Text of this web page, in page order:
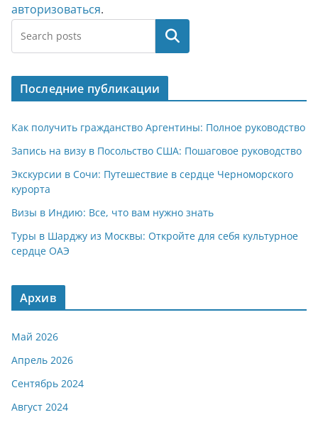
авторизоваться.
Поиск
Последние публикации
Как получить гражданство Аргентины: Полное руководство
Запись на визу в Посольство США: Пошаговое руководство
Экскурсии в Сочи: Путешествие в сердце Черноморского
курорта
Визы в Индию: Все, что вам нужно знать
Туры в Шарджу из Москвы: Откройте для себя культурное
сердце ОАЭ
Архив
Май 2026
Апрель 2026
Сентябрь 2024
Август 2024